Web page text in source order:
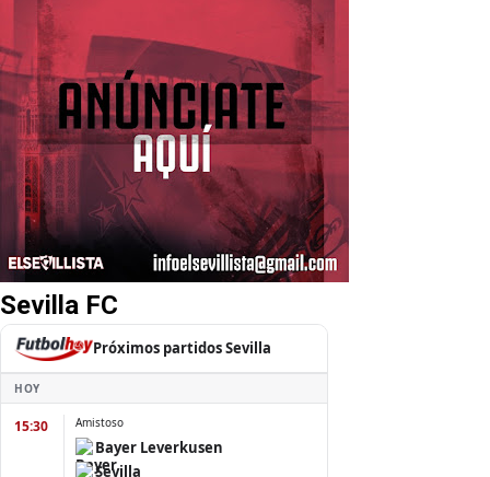
Sevilla FC